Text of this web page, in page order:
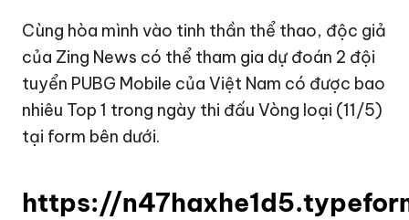
Cùng hòa mình vào tinh thần thể thao, độc giả
của Zing News có thể tham gia dự đoán 2 đội
tuyển PUBG Mobile của Việt Nam có được bao
nhiêu Top 1 trong ngày thi đấu Vòng loại (11/5)
tại form bên dưới.
https://